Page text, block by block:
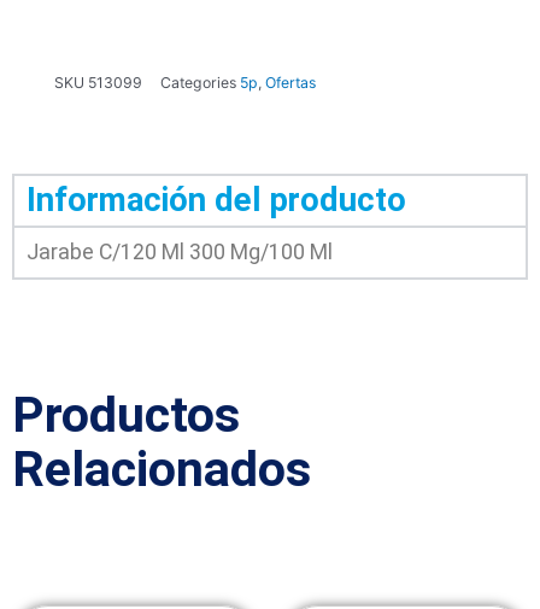
SKU 513099 Categories 5p, Ofertas
Información del producto
Jarabe C/120 Ml 300 Mg/100 Ml
Productos
Relacionados